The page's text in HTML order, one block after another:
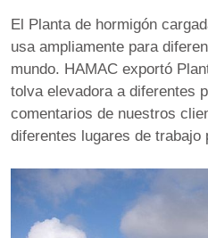
El Planta de hormigón
usa ampliamente para
mundo. HAMAC exportó
tolva elevadora a diferentes
comentarios de nuestros
diferentes lugares de